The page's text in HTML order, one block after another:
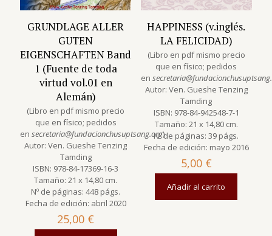
GRUNDLAGE ALLER
GUTEN
EIGENSCHAFTEN Band
1 (Fuente de toda
virtud vol.01 en
Alemán)
(Libro en pdf mismo precio
que en físico; pedidos
en secretaria@fundacionchusuptsang.org)
Autor: Ven. Gueshe Tenzing
Tamding
ISBN: 978-84-17369-16-3
Tamaño: 21 x 14,80 cm.
Nº de páginas: 448 págs.
Fecha de edición: abril 2020
25,00 €
HAPPINESS (v.inglés.
LA FELICIDAD)
(Libro en pdf mismo precio
que en físico; pedidos
en
Autor: Ven. Gueshe Tenzing
Tamding
ISBN: 978-84-942548-7-1
Tamaño: 21 x 14,80 cm.
Nº de páginas: 39 págs.
Fecha de edición: mayo 2016
5,00 €
Añadir al carrito